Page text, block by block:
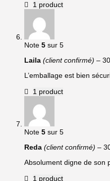
1 product
Note 5 sur 5
Laila (client confirmé) –
L’emballage est bien
1 product
Note 5 sur 5
Reda (client confirmé) –
Absolument digne de son
1 product